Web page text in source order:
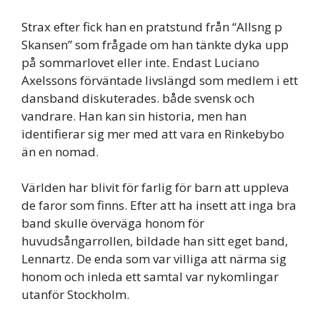
Strax efter fick han en pratstund från “Allsng p
Skansen” som frågade om han tänkte dyka upp
på sommarlovet eller inte. Endast Luciano
Axelssons förväntade livslängd som medlem i ett
dansband diskuterades. både svensk och
vandrare. Han kan sin historia, men han
identifierar sig mer med att vara en Rinkebybo
än en nomad.
Världen har blivit för farlig för barn att uppleva
de faror som finns. Efter att ha insett att inga bra
band skulle överväga honom för
huvudsångarrollen, bildade han sitt eget band,
Lennartz. De enda som var villiga att närma sig
honom och inleda ett samtal var nykomlingar
utanför Stockholm.